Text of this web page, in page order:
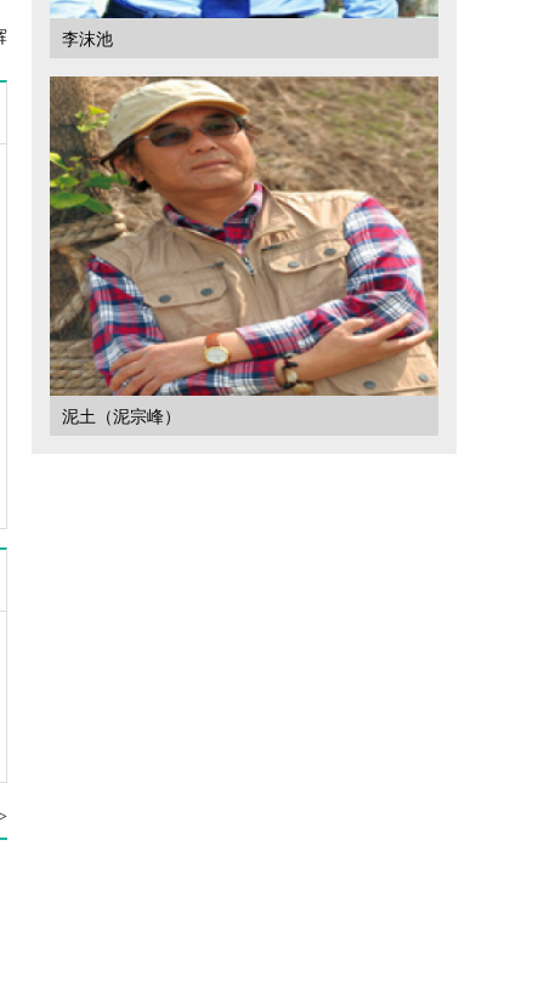
李沫池
泥土（泥宗峰）